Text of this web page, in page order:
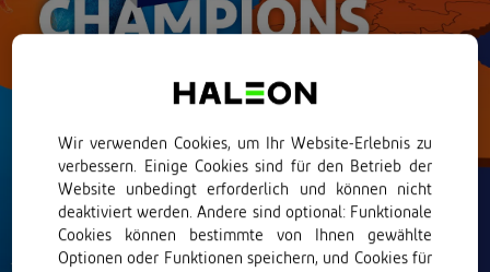
Wir verwenden Cookies, um Ihr Website-Erlebnis zu
verbessern. Einige Cookies sind für den Betrieb der
Website unbedingt erforderlich und können nicht
deaktiviert werden. Andere sind optional: Funktionale
Cookies können bestimmte von Ihnen gewählte
Optionen oder Funktionen speichern, und Cookies für